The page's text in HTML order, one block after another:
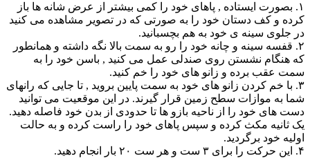
۱. بصورت ایستاده , پاهای خود را کمی بیشتر از عرض شانه ها باز
کرده و کف دستان خود را به صورتی که در تصویر مشاهده می کنید
در جلوی سینه ی خود به هم بچسبانید.
۲. قفسه سینه و چانه خود را رو به سمت بالا نگه داشته و همانطور
که هنگام نشستن روی صندلی عمل می کنید , باسن خود را به
سمت عقب برده و زانو های خود را خم کنید.
۳. با خم کردن زانو های خود به سمت پایین بروید , تا جایی که رانهای
شما به موازات سطح زمین قرار گیرند. در این موقعیت می توانید
دست های خود را از ناحیه بازو ها تا حدودی از بدن خود فاصله دهید.
یک ثانیه مکث کرده و سپس پاهای خود را راست کرده و به حالت
اولیه خود برگردید.
۴. این حرکت را برای ۳ ست و هر ست ۲۰ بار انجام دهید.